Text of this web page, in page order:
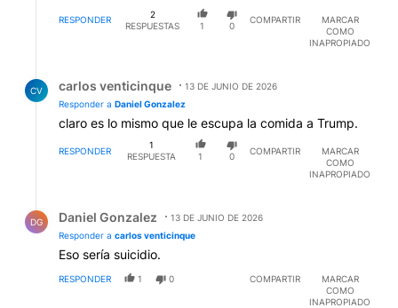
RESPONDER
2
RESPUESTAS
1 0
COMPARTIR
MARCAR
COMO
INAPROPIADO
CV carlos venticinque
13 DE JUNIO DE 2026
Responder a Daniel Gonzalez
claro es lo mismo que le escupa la comida a Trump.
RESPONDER
1
RESPUESTA
1 0
COMPARTIR
MARCAR
COMO
INAPROPIADO
DG Daniel Gonzalez
13 DE JUNIO DE 2026
Responder a carlos venticinque
Eso sería suicidio.
RESPONDER 1 0 COMPARTIR
MARCAR
COMO
INAPROPIADO